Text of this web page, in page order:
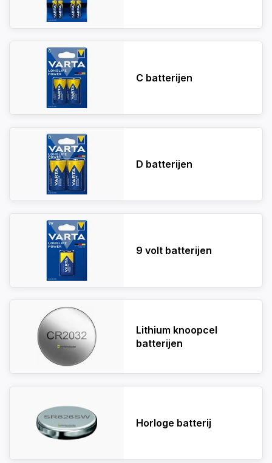
C batterijen
D batterijen
9 volt batterijen
Lithium knoopcel
batterijen
Horloge batterij